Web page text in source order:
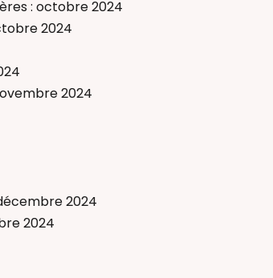
: octobre 2024
2024
2024
2024
2024